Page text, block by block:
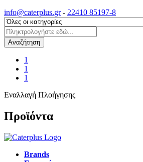
info@caterplus.gr- 22410 85197-8
Αναζήτηση
1
1
1
Εναλλαγή Πλοήγησης
Προϊόντα
Brands